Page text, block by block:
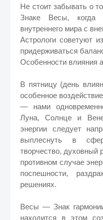
Не стоит забывать о
Знаке Весы, когда
внутреннего мира с
Астрологи советуют
придерживаться
Особенности влияния
В пятницу (день
особенное
— нами
Луна, Солнце и
энергии следует
выплеснуть в
творчество, духовный
противном случае
поспешности,
решениях.
Весы — Знак
находится в этом